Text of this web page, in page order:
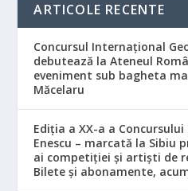
ARTICOLE RECENTE
Concursul Internațional
debutează la Ateneul
eveniment sub bagheta
Măcelaru
Ediția a XX-a a
Enescu – marcată la Sibiu
ai competiției și artiști de
Bilete și abonamente,